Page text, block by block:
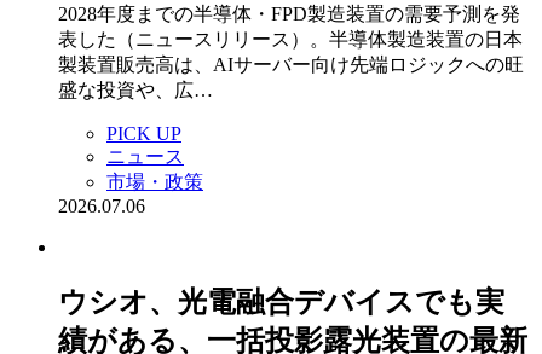
2028年度までの半導体・FPD製造装置の需要予測を発
表した（ニュースリリース）。半導体製造装置の日本
製装置販売高は、AIサーバー向け先端ロジックへの旺
盛な投資や、広…
PICK UP
ニュース
市場・政策
2026.07.06
ウシオ、光電融合デバイスでも実
績がある、一括投影露光装置の最新